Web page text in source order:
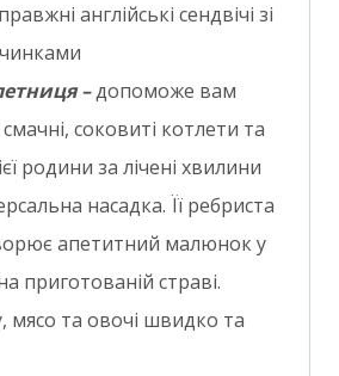
англійські сендвічі зі
–допоможе вам
соковиті котлети та
родини за лічені хвилини
насадка. Її ребриста
апетитний малюнок у
приготованій страві.
мясо та овочі швидко та